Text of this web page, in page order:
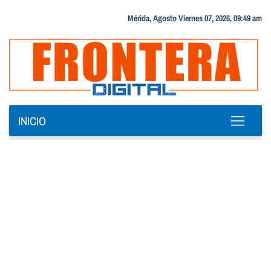
Mérida, Agosto Viernes 07, 2026, 09:49 am
INICIO